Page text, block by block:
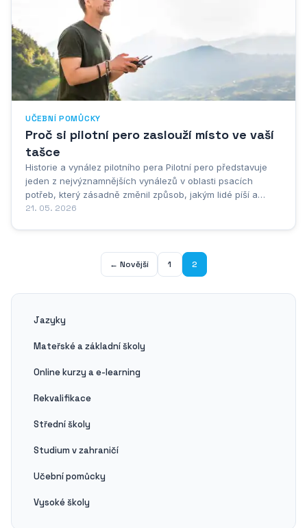
UČEBNÍ POMŮCKY
Proč si pilotní pero zaslouží místo ve vaší
tašce
Historie a vynález pilotního pera Pilotní pero představuje
jeden z nejvýznamnějších vynálezů v oblasti psacích
potřeb, který zásadně změnil způsob, jakým lidé píší a
zaznamenávají své myšlenky. Historie tohoto revolučního
21. 05. 2026
← Novější 1 2
Jazyky
Mateřské a základní školy
Online kurzy a e-learning
Rekvalifikace
Střední školy
Studium v zahraničí
Učební pomůcky
Vysoké školy